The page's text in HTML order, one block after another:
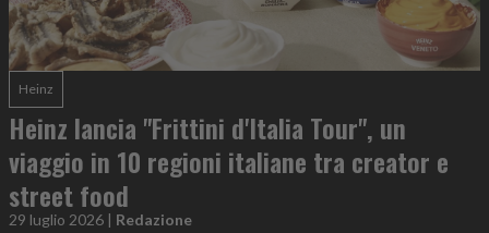
Heinz
Heinz lancia "Frittini d'Italia Tour", un
viaggio in 10 regioni italiane tra creator e
street food
29 luglio 2026 | Redazione